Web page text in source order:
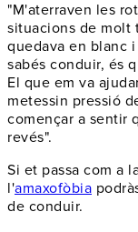
"M'aterraven les
situacions de molt
quedava en blanc
sabés conduir, és
El que em va
metessin pressió
començar a sentir
revés".
Si et passa com a
l'amaxofòbia
de conduir.